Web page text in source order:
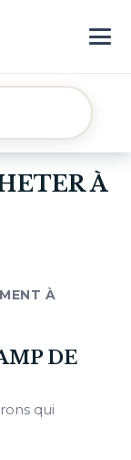
À
À
DE
qui